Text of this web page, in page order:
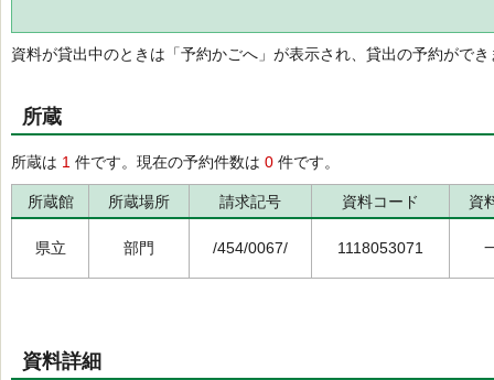
資料が貸出中のときは「予約かごへ」が表示され、貸出の予約ができ
所蔵
所蔵は 1 件です。現在の予約件数は 0 件です。
所蔵館 所蔵場所 請求記号 資料コード 資
県立 部門 /454/0067/ 1118053071
資料詳細